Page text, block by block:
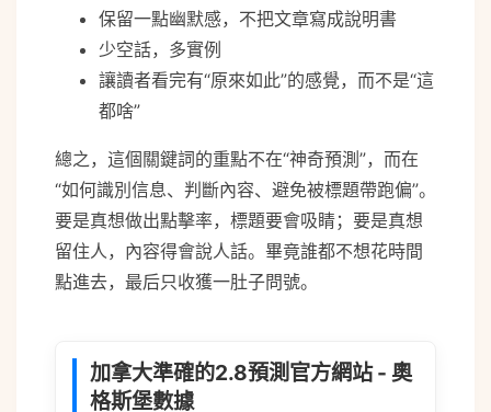
保留一點幽默感，不把文章寫成說明書
少空話，多實例
讓讀者看完有“原來如此”的感覺，而不是“這
都啥”
總之，這個關鍵詞的重點不在“神奇預測”，而在
“如何識別信息、判斷內容、避免被標題帶跑偏”。
要是真想做出點擊率，標題要會吸睛；要是真想
留住人，內容得會說人話。畢竟誰都不想花時間
點進去，最后只收獲一肚子問號。
加拿大準確的2.8預測官方網站 - 奧
格斯堡數據